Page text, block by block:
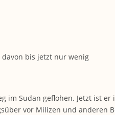
bis jetzt nur wenig
Sudan geflohen. Jetzt ist
vor Milizen und